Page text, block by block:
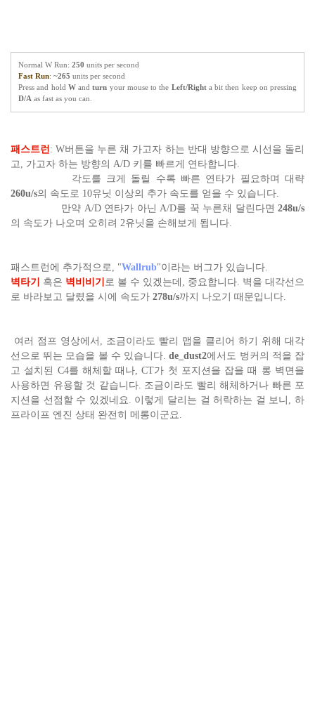
Normal W Run: 250 units per second
Fast Run: ~265 units per second
Press and hold Wandturn your mouse to the Left/Righta bit then keep on pressing
D/A as fast as you can.
패스트런: W버튼을 누른 채 가고자 하는 반대 방향으로 시선을 돌리
고, 가고자 하는 방향의 A/D 키를 빠르게 연타합니다.
각도를 크게 돌릴 수록 빠른 연타가 필요하며 대략
260u/s의 속도로 10유닛 이상의 추가 속도를 얻을 수 있습니다.
만약 A/D 연타가 아닌 A/D를 꾹 누른채 달린다면 248u/s
의 속도가 나오며 오히려 2유닛을 손해보게 됩니다.
패스트런에 추가적으로, "Wallrub"이라는 버그가 있습니다.
벽타기
혹은 벽비비기 로 볼 수 있겠는데, 중요합니다. 벽을 대각선으
로 바라보고 달렸을 시에 속도가 278u/s까지 나오기 때문입니다.
여러 점프 영상에서, 조금이라도 빨리 맵을 클리어 하기 위해 대각
선으로 뛰는 모습을 볼 수 있습니다.de_dust2에서도 벙커의 적을 잡
고 설치된 C4를 해체할 때나, CT가 첫 포지션을 잡을 때 롱 벽면을
사용하면 유용할 것 같습니다. 조금이라도 빨리 해체하거나 빠른 포
지션을 선점할 수 있겠네요. 이렇게 달리는 걸 허락하는 걸 보니, 하
프라이프 엔진 상태 완전히 메롱이군요.